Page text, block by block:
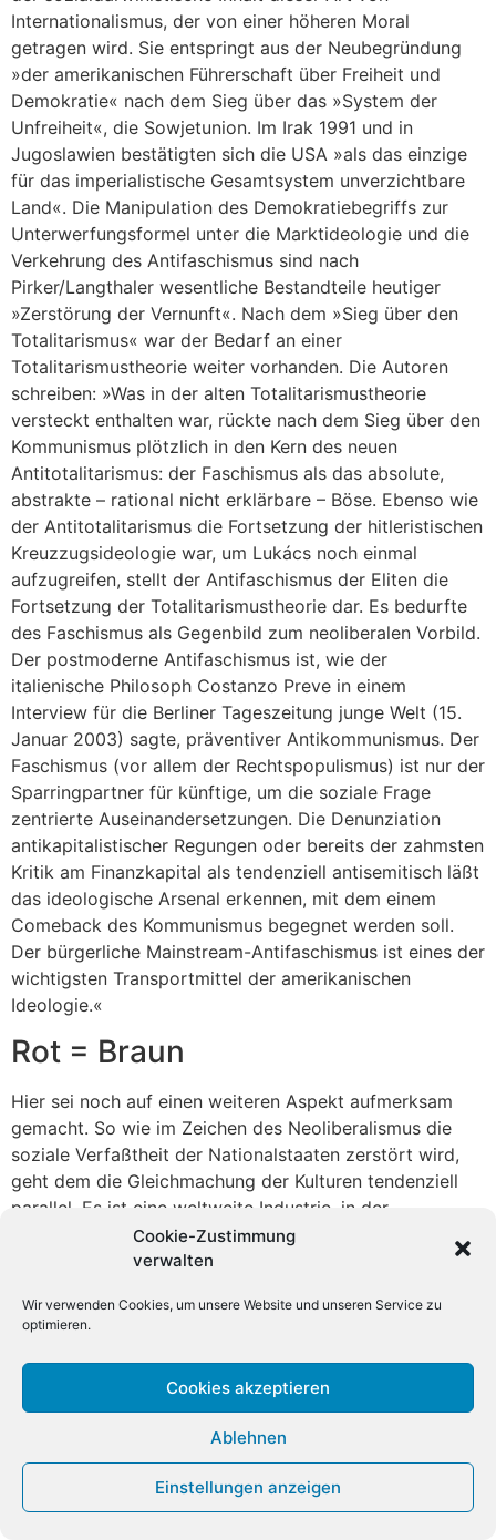
Cookie-Zustimmung
verwalten
Wir verwenden Cookies, um unsere Website und unseren Service zu
optimieren.
Cookies akzeptieren
Ablehnen
Einstellungen anzeigen
Internationalismus, der von einer höheren Moral
getragen wird. Sie entspringt aus der Neubegründung
»der amerikanischen Führerschaft über Freiheit und
Demokratie« nach dem Sieg über das »System der
Unfreiheit«, die Sowjetunion. Im Irak 1991 und in
Jugoslawien bestätigten sich die USA »als das einzige
für das imperialistische Gesamtsystem unverzichtbare
Land«. Die Manipulation des Demokratiebegriffs zur
Unterwerfungsformel unter die Marktideologie und die
Verkehrung des Antifaschismus sind nach
Pirker/Langthaler wesentliche Bestandteile heutiger
»Zerstörung der Vernunft«. Nach dem »Sieg über den
Totalitarismus« war der Bedarf an einer
Totalitarismustheorie weiter vorhanden. Die Autoren
schreiben: »Was in der alten Totalitarismustheorie
versteckt enthalten war, rückte nach dem Sieg über den
Kommunismus plötzlich in den Kern des neuen
Antitotalitarismus: der Faschismus als das absolute,
abstrakte – rational nicht erklärbare – Böse. Ebenso wie
der Antitotalitarismus die Fortsetzung der hitleristischen
Kreuzzugsideologie war, um Lukács noch einmal
aufzugreifen, stellt der Antifaschismus der Eliten die
Fortsetzung der Totalitarismustheorie dar. Es bedurfte
des Faschismus als Gegenbild zum neoliberalen Vorbild.
Der postmoderne Antifaschismus ist, wie der
italienische Philosoph Costanzo Preve in einem
Interview für die Berliner Tageszeitung junge Welt (15.
Januar 2003) sagte, präventiver Antikommunismus. Der
Faschismus (vor allem der Rechtspopulismus) ist nur der
Sparringpartner für künftige, um die soziale Frage
zentrierte Auseinandersetzungen. Die Denunziation
antikapitalistischer Regungen oder bereits der zahmsten
Kritik am Finanzkapital als tendenziell antisemitisch läßt
das ideologische Arsenal erkennen, mit dem einem
Comeback des Kommunismus begegnet werden soll.
Der bürgerliche Mainstream-Antifaschismus ist eines der
wichtigsten Transportmittel der amerikanischen
Ideologie.«
Rot = Braun
Hier sei noch auf einen weiteren Aspekt aufmerksam
gemacht. So wie im Zeichen des Neoliberalismus die
soziale Verfaßtheit der Nationalstaaten zerstört wird,
geht dem die Gleichmachung der Kulturen tendenziell
parallel. Es ist eine weltweite Industrie, in der
Hollywoods Produktionen und der deutsche
»Untergang«, die Ersetzung des Lesens durch die
die Bilder Guido Knopps produziert werden. Unter den
Medien schweigen die Musen, meinte Peter Hacks.
Angeboten werden kulturelle Ersatzstoffe, in denen
Originale nur in verwursteter Form rezipiert werden,
Abschottung von der Realität oberstes Gebot ist. Die
Medien haben vor allem zwei Aufgaben:
Desorganisation durch Desinformation und die
Mobilisierung zum jeweils fälligen Krieg nach innen und